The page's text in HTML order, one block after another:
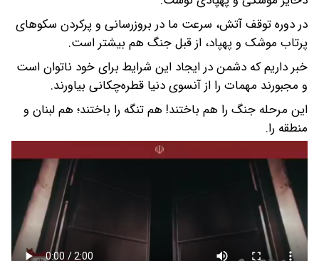
در دوره توقف آتش، سرعت ما در بروزرسانی و پرکردن سکوهای
پرتاب موشک و پهپاد، از قبل جنگ هم بیشتر است.
خبر داریم که دشمن در ایجاد این شرایط برای خود ناتوان است
و مجبورند مهمات را از آنسوی دنیا قطره‌چکانی بیاورند.
این مرحله جنگ را هم باختند! هم تنگه را باختند؛ هم لبنان و
منطقه را.